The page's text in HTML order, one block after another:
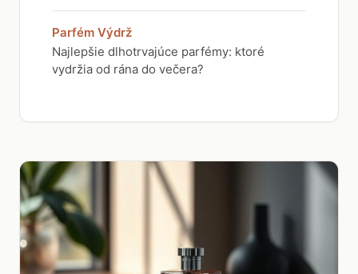
Parfém Výdrž
Najlepšie dlhotrvajúce parfémy: ktoré
vydržia od rána do večera?